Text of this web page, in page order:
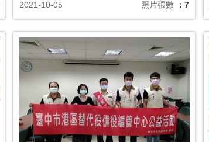
2021-10-05 照片張數 ：7